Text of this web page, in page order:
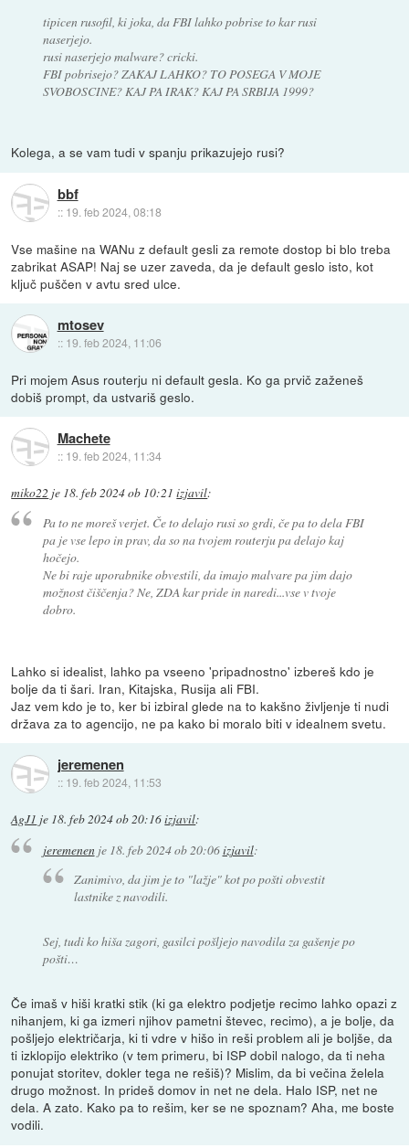
tipicen rusofil, ki joka, da FBI lahko pobrise to kar rusi
naserjejo.
rusi naserjejo malware? cricki.
FBI pobrisejo? ZAKAJ LAHKO? TO POSEGA V MOJE
SVOBOSCINE? KAJ PA IRAK? KAJ PA SRBIJA 1999?
Kolega, a se vam tudi v spanju prikazujejo rusi?
bbf
:: 19. feb 2024, 08:18
Vse mašine na WANu z default gesli za remote dostop bi blo treba
zabrikat ASAP! Naj se uzer zaveda, da je default geslo isto, kot
ključ puščen v avtu sred ulce.
mtosev
:: 19. feb 2024, 11:06
Pri mojem Asus routerju ni default gesla. Ko ga prvič zaženeš
dobiš prompt, da ustvariš geslo.
Machete
:: 19. feb 2024, 11:34
miko22 je 18. feb 2024 ob 10:21 izjavil:
Pa to ne moreš verjet. Če to delajo rusi so grdi, če pa to dela FBI
pa je vse lepo in prav, da so na tvojem routerju pa delajo kaj
hočejo.
Ne bi raje uporabnike obvestili, da imajo malvare pa jim dajo
možnost čiščenja? Ne, ZDA kar pride in naredi...vse v tvoje
dobro.
Lahko si idealist, lahko pa vseeno 'pripadnostno' izbereš kdo je
bolje da ti šari. Iran, Kitajska, Rusija ali FBI.
Jaz vem kdo je to, ker bi izbiral glede na to kakšno življenje ti nudi
država za to agencijo, ne pa kako bi moralo biti v idealnem svetu.
jeremenen
:: 19. feb 2024, 11:53
AgJ1 je 18. feb 2024 ob 20:16izjavil:
jeremenenje 18. feb 2024 ob 20:06izjavil:
Zanimivo, da jim je to "lažje" kot po pošti obvestit
lastnike z navodili.
Sej, tudi ko hiša zagori, gasilci pošljejo navodila za gašenje po
pošti…
Če imaš v hiši kratki stik (ki ga elektro podjetje recimo lahko opazi z
nihanjem, ki ga izmeri njihov pametni števec, recimo), a je bolje, da
pošljejo električarja, ki ti vdre v hišo in reši problem ali je boljše, da
ti izklopijo elektriko (v tem primeru, bi ISP dobil nalogo, da ti neha
ponujat storitev, dokler tega ne rešiš)? Mislim, da bi večina želela
drugo možnost. In prideš domov in net ne dela. Halo ISP, net ne
dela. A zato. Kako pa to rešim, ker se ne spoznam? Aha, me boste
vodili.